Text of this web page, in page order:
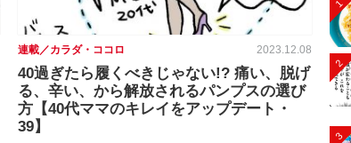
連載／カラダ・ココロ 2023.12.08
40過ぎたら履くべきじゃない!? 痛い、脱げ
る、辛い、から解放されるパンプスの選び
方【40代ママのキレイをアップデート・
39】
1
2
3